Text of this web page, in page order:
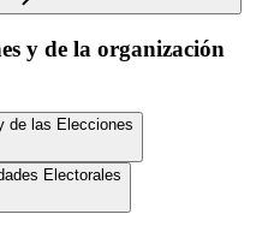
y de la organización
de las Elecciones
Electorales